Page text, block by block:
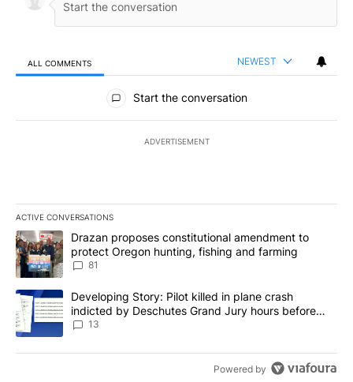
ALL COMMENTS NEWEST
All Comments
Start the conversation
ADVERTISEMENT
ACTIVE CONVERSATIONS
The following is a list of the most commented articles in the last
A trending article titled "Drazan proposes constitutional
Drazan proposes constitutional amendment to
protect Oregon hunting, fishing and farming
81
A trending article titled "Developing Story: Pilot killed in plane
Developing Story: Pilot killed in plane crash
indicted by Deschutes Grand Jury hours before
incident
13
Powered by